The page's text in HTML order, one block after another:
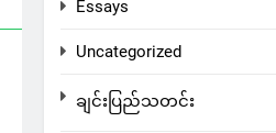
Essays
Uncategorized
ချင်းပြည်သတင်း